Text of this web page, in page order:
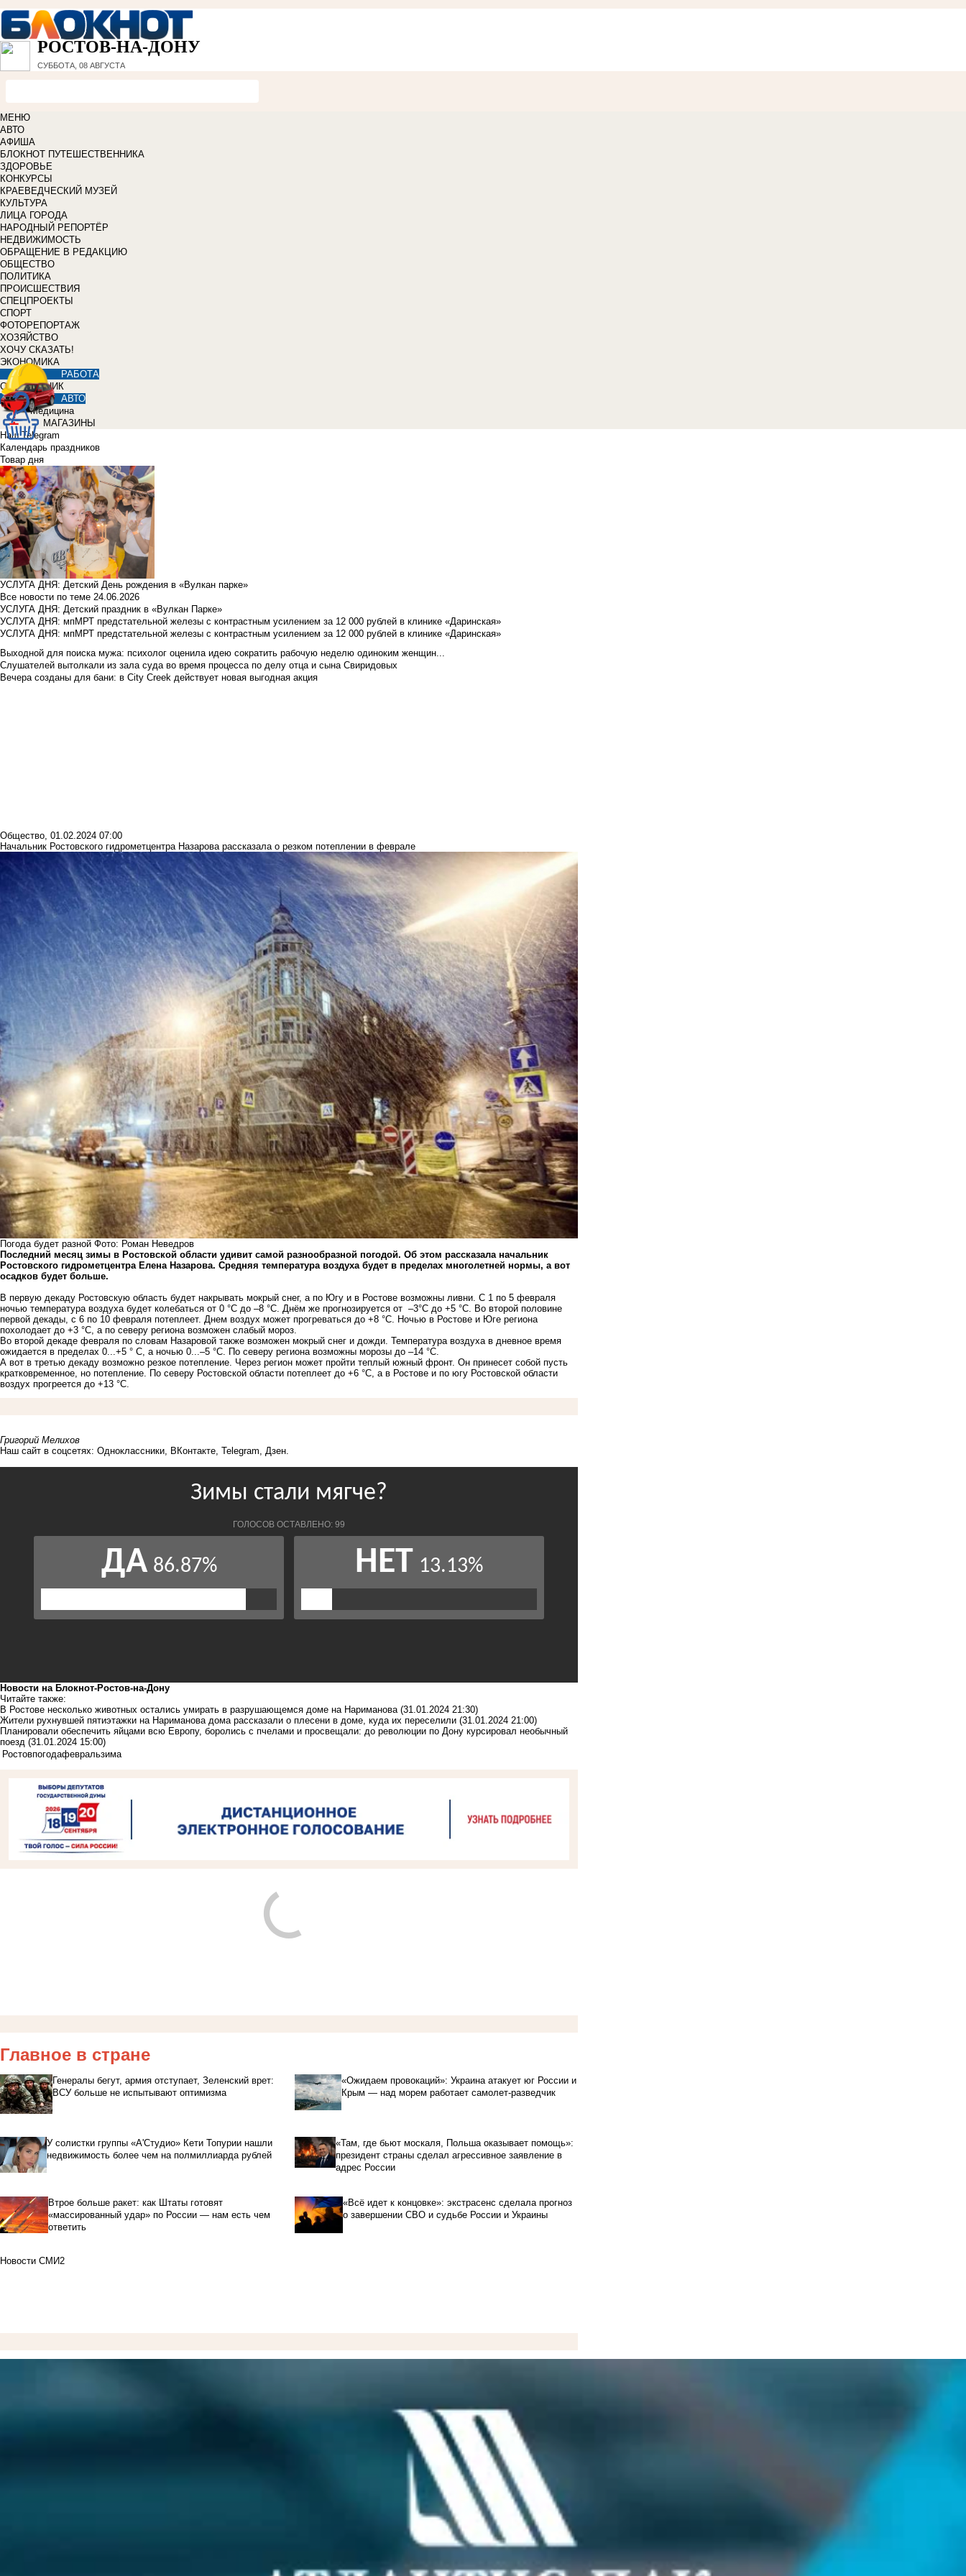
РОСТОВ-НА-ДОНУ
СУББОТА, 08 АВГУСТА
МЕНЮ
АВТО
АФИША
БЛОКНОТ ПУТЕШЕСТВЕННИКА
ЗДОРОВЬЕ
КОНКУРСЫ
КРАЕВЕДЧЕСКИЙ МУЗЕЙ
КУЛЬТУРА
ЛИЦА ГОРОДА
НАРОДНЫЙ РЕПОРТЁР
НЕДВИЖИМОСТЬ
ОБРАЩЕНИЕ В РЕДАКЦИЮ
ОБЩЕСТВО
ПОЛИТИКА
ПРОИСШЕСТВИЯ
СПЕЦПРОЕКТЫ
СПОРТ
ФОТОРЕПОРТАЖ
ХОЗЯЙСТВО
ХОЧУ СКАЗАТЬ!
ЭКОНОМИКА
РАБОТА
СПРАВОЧНИК
АВТО
Медицина
МАГАЗИНЫ
Наш Telegram
Календарь праздников
Товар дня
УСЛУГА ДНЯ: Детский День рождения в «Вулкан парке»
Все новости по теме 24.06.2026
УСЛУГА ДНЯ: Детский праздник в «Вулкан Парке»
УСЛУГА ДНЯ: мпМРТ предстательной железы с контрастным усилением за 12 000 рублей в клинике «Даринская»
УСЛУГА ДНЯ: мпМРТ предстательной железы с контрастным усилением за 12 000 рублей в клинике «Даринская»
Выходной для поиска мужа: психолог оценила идею сократить рабочую неделю одиноким женщин...
Слушателей вытолкали из зала суда во время процесса по делу отца и сына Свиридовых
Вечера созданы для бани: в City Creek действует новая выгодная акция
Общество, 01.02.2024 07:00
Начальник Ростовского гидрометцентра Назарова рассказала о резком потеплении в феврале
Погода будет разной Фото: Роман Неведров
Последний месяц зимы в Ростовской области удивит самой разнообразной погодой. Об этом рассказала начальник
Ростовского гидрометцентра Елена Назарова. Средняя температура воздуха будет в пределах многолетней нормы, а вот
осадков будет больше.
В первую декаду Ростовскую область будет накрывать мокрый снег, а по Югу и в Ростове возможны ливни. С 1 по 5 февраля
ночью температура воздуха будет колебаться от 0 °С до –8 °С. Днём же прогнозируется от –3°С до +5 °С. Во второй половине
первой декады, с 6 по 10 февраля потеплеет. Днем воздух может прогреваться до +8 °С. Ночью в Ростове и Юге региона
похолодает до +3 °С, а по северу региона возможен слабый мороз.
Во второй декаде февраля по словам Назаровой также возможен мокрый снег и дожди. Температура воздуха в дневное время
ожидается в пределах 0...+5 ° С, а ночью 0...–5 °С. По северу региона возможны морозы до –14 °С.
А вот в третью декаду возможно резкое потепление. Через регион может пройти теплый южный фронт. Он принесет собой пусть
кратковременное, но потепление. По северу Ростовской области потеплеет до +6 °С, а в Ростове и по югу Ростовской области
воздух прогреется до +13 °С.
Григорий Мелихов
Наш сайт в соцсетях: Одноклассники ВКонтакте Telegram Дзен
Новости на Блoкнoт-Ростов-на-Дону
Читайте также:
В Ростове несколько животных остались умирать в разрушающемся доме на Нариманова (31.01.2024 21:30)
Жители рухнувшей пятиэтажки на Нариманова дома рассказали о плесени в доме, куда их переселили (31.01.2024 21:00)
Планировали обеспечить яйцами всю Европу, боролись с пчелами и просвещали: до революции по Дону курсировал необычный
поезд (31.01.2024 15:00)
Ростовпогодафевральзима
Главное в стране
Генералы бегут, армия отступает, Зеленский врет:
ВСУ больше не испытывают оптимизма
«Ожидаем провокаций»: Украина атакует юг России и
Крым — над морем работает самолет-разведчик
У солистки группы «А'Студио» Кети Топурии нашли
недвижимость более чем на полмиллиарда рублей
«Там, где бьют москаля, Польша оказывает помощь»:
президент страны сделал агрессивное заявление в
адрес России
Втрое больше ракет: как Штаты готовят
«массированный удар» по России — нам есть чем
ответить
«Всё идет к концовке»: экстрасенс сделала прогноз
о завершении СВО и судьбе России и Украины
Новости СМИ2